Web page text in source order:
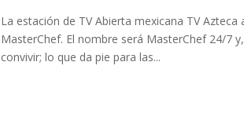
La estación de TV Abierta mexicana TV
MasterChef. El nombre será MasterChef 24/7
convivir; lo que da pie para las...